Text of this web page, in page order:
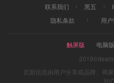
联系我们 黑五
隐私条款
用
触屏版 电脑版
页面信息由用户分享或品牌、商
扣